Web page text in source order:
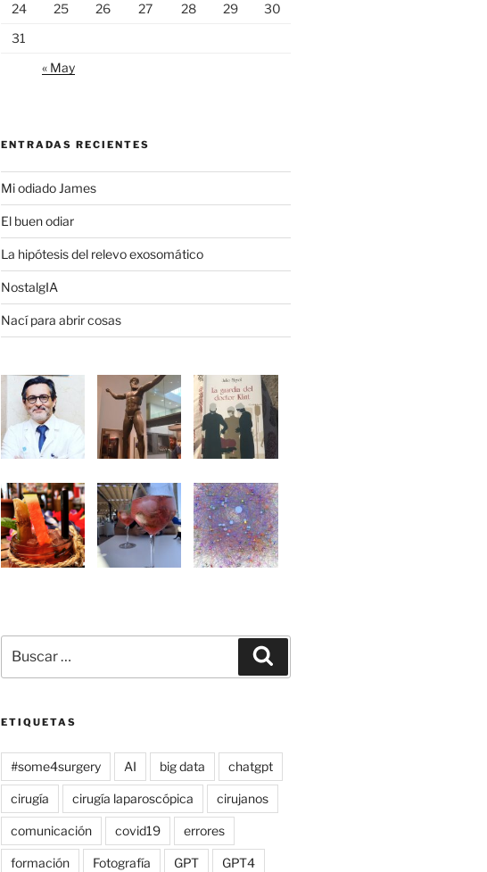
24
25 26 27 28 29
30
31
« May
ENTRADAS RECIENTES
Mi odiado James
El buen odiar
La hipótesis del relevo exosomático
NostalgIA
Nací para abrir cosas
por:
ETIQUETAS
#some4surgery AI big data chatgpt
cirugía cirugía laparoscópica cirujanos
comunicación covid19 errores
formación Fotografía GPT GPT4